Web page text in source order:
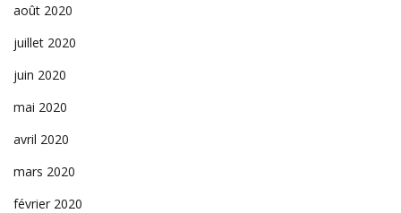
août 2020
juillet 2020
juin 2020
mai 2020
avril 2020
mars 2020
février 2020